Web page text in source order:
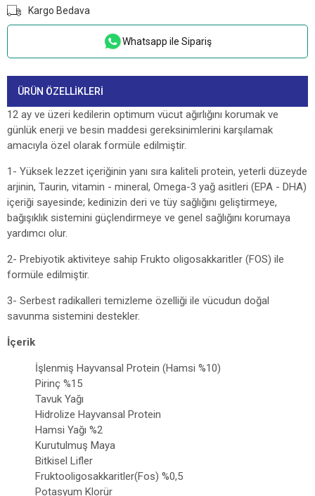
Kargo Bedava
Whatsapp ile Sipariş
ÜRÜN ÖZELLIKLERI
12 ay ve üzeri kedilerin optimum vücut ağırlığını korumak ve
günlük enerji ve besin maddesi gereksinimlerini karşılamak
amacıyla özel olarak formüle edilmiştir.
1- Yüksek lezzet içeriğinin yanı sıra kaliteli protein, yeterli düzeyde
arjinin, Taurin, vitamin - mineral, Omega-3 yağ asitleri (EPA - DHA)
içeriği sayesinde; kedinizin deri ve tüy sağlığını geliştirmeye,
bağışıklık sistemini güçlendirmeye ve genel sağlığını korumaya
yardımcı olur.
2- Prebiyotik aktiviteye sahip Frukto oligosakkaritler (FOS) ile
formüle edilmiştir.
3- Serbest radikalleri temizleme özelliği ile vücudun doğal
savunma sistemini destekler.
İçerik
İşlenmiş Hayvansal Protein (Hamsi %10)
Pirinç %15
Tavuk Yağı
Hidrolize Hayvansal Protein
Hamsi Yağı %2
Kurutulmuş Maya
Bitkisel Lifler
Fruktooligosakkaritler(Fos) %0,5
Potasyum Klorür